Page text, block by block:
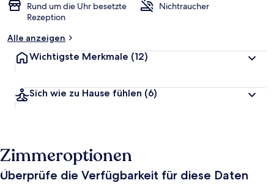
Rund um die Uhr besetzte
Rezeption
Nichtraucher
Alle anzeigen
Wichtigste Merkmale (12)
Sich wie zu Hause fühlen (6)
Zimmeroptionen
Überprüfe die Verfügbarkeit für diese Daten